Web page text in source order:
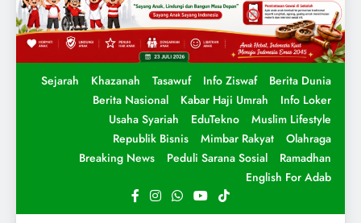
Sejarah Khazanah Tasawuf Info Ziswaf
Berita Dunia
Berita Nasional
Kabar Haji Umrah
Info Loker
Usaha Syariah
EduTekno
Muslim Lifestyle
Republik Bisnis
Mimbar Rakyat
Olahraga
Breaking News
Peduli Sarana Sosial
Ramadhan
English For Adab